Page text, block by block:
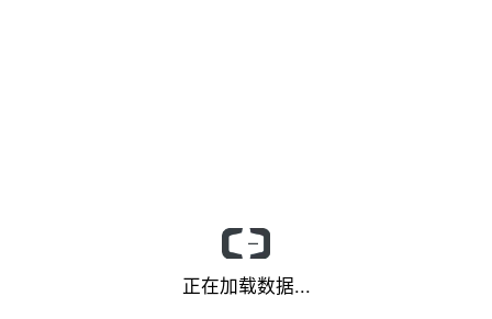
正在加载数据...